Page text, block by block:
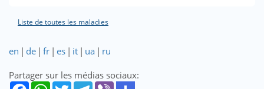
Liste de toutes les maladies
en | de | fr | es | it | ua | ru
Partager sur les médias sociaux: